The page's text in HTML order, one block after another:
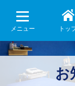
メニュー トッ
お